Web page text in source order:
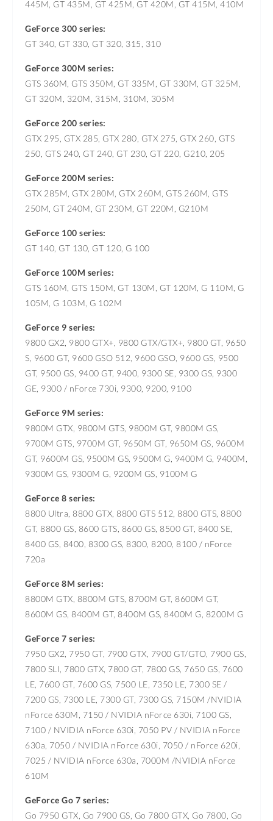
445M, GT 435M, GT 425M, GT 420M, GT 415M, 410M
GeForce 300 series:
GT 340, GT 330, GT 320, 315, 310
GeForce 300M series:
GTS 360M, GTS 350M, GT 335M, GT 330M, GT 325M,
GT 320M, 320M, 315M, 310M, 305M
GeForce 200 series:
GTX 295, GTX 285, GTX 280, GTX 275, GTX 260, GTS
250, GTS 240, GT 240, GT 230, GT 220, G210, 205
GeForce 200M series:
GTX 285M, GTX 280M, GTX 260M, GTS 260M, GTS
250M, GT 240M, GT 230M, GT 220M, G210M
GeForce 100 series:
GT 140, GT 130, GT 120, G 100
GeForce 100M series:
GTS 160M, GTS 150M, GT 130M, GT 120M, G 110M, G
105M, G 103M, G 102M
GeForce 9 series:
9800 GX2, 9800 GTX+, 9800 GTX/GTX+, 9800 GT, 9650
S, 9600 GT, 9600 GSO 512, 9600 GSO, 9600 GS, 9500
GT, 9500 GS, 9400 GT, 9400, 9300 SE, 9300 GS, 9300
GE, 9300 / nForce 730i, 9300, 9200, 9100
GeForce 9M series:
9800M GTX, 9800M GTS, 9800M GT, 9800M GS,
9700M GTS, 9700M GT, 9650M GT, 9650M GS, 9600M
GT, 9600M GS, 9500M GS, 9500M G, 9400M G, 9400M,
9300M GS, 9300M G, 9200M GS, 9100M G
GeForce 8 series:
8800 Ultra, 8800 GTX, 8800 GTS 512, 8800 GTS, 8800
GT, 8800 GS, 8600 GTS, 8600 GS, 8500 GT, 8400 SE,
8400 GS, 8400, 8300 GS, 8300, 8200, 8100 / nForce
720a
GeForce 8M series:
8800M GTX, 8800M GTS, 8700M GT, 8600M GT,
8600M GS, 8400M GT, 8400M GS, 8400M G, 8200M G
GeForce 7 series:
7950 GX2, 7950 GT, 7900 GTX, 7900 GT/GTO, 7900 GS,
7800 SLI, 7800 GTX, 7800 GT, 7800 GS, 7650 GS, 7600
LE, 7600 GT, 7600 GS, 7500 LE, 7350 LE, 7300 SE /
7200 GS, 7300 LE, 7300 GT, 7300 GS, 7150M /NVIDIA
nForce 630M, 7150 / NVIDIA nForce 630i, 7100 GS,
7100 / NVIDIA nForce 630i, 7050 PV / NVIDIA nForce
630a, 7050 / NVIDIA nForce 630i, 7050 / nForce 620i,
7025 / NVIDIA nForce 630a, 7000M /NVIDIA nForce
610M
GeForce Go 7 series:
Go 7950 GTX, Go 7900 GS, Go 7800 GTX, Go 7800, Go